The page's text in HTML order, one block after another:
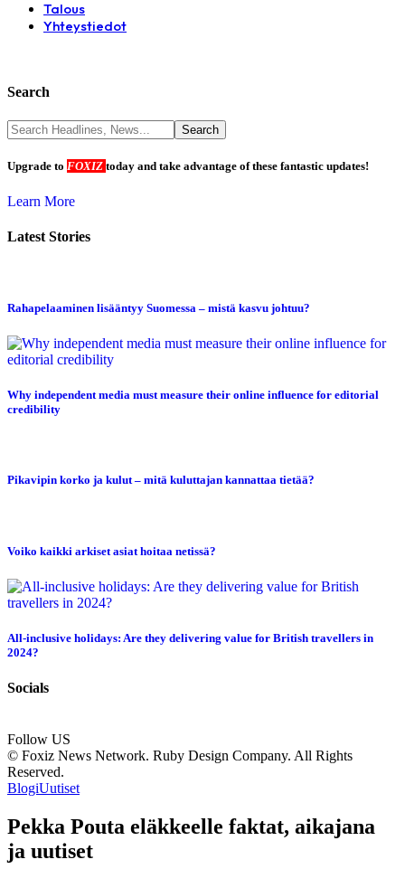
Talous
Yhteystiedot
Search
Upgrade to FOXIZ today and take advantage of these fantastic updates!
Learn More
Latest Stories
Rahapelaaminen lisääntyy Suomessa – mistä kasvu johtuu?
Why independent media must measure their online influence for editorial
credibility
Pikavipin korko ja kulut – mitä kuluttajan kannattaa tietää?
Voiko kaikki arkiset asiat hoitaa netissä?
All-inclusive holidays: Are they delivering value for British travellers in
2024?
Socials
Follow US
© Foxiz News Network. Ruby Design Company. All Rights
Reserved.
BlogiUutiset
Pekka Pouta eläkkeelle faktat, aikajana
ja uutiset